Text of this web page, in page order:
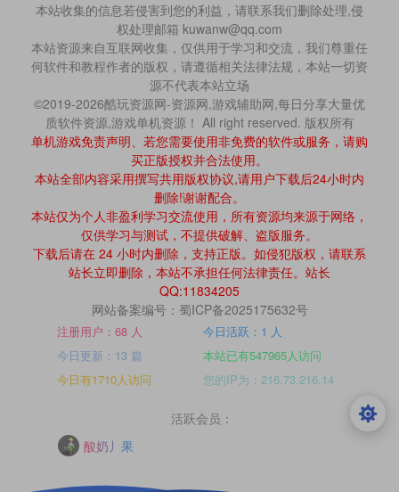
本站收集的信息若侵害到您的利益，请联系我们删除处理,侵
权处理邮箱 kuwanw@qq.com
本站资源来自互联网收集，仅供用于学习和交流，我们尊重任
何软件和教程作者的版权，请遵循相关法律法规，本站一切资
源不代表本站立场
©2019-2026酷玩资源网-资源网,游戏辅助网,每日分享大量优
质软件资源,游戏单机资源！ All right reserved. 版权所有
单机游戏免责声明、若您需要使用非免费的软件或服务，请购
买正版授权并合法使用。
本站全部内容采用撰写共用版权协议,请用户下载后24小时内
删除!谢谢配合。
本站仅为个人非盈利学习交流使用，所有资源均来源于网络，
仅供学习与测试，不提供破解、盗版服务。
下载后请在 24 小时内删除，支持正版。如侵犯版权，请联系
站长立即删除，本站不承担任何法律责任。站长
QQ:11834205
网站备案编号：蜀ICP备2025175632号
注册用户：68 人
今日活跃：1 人
今日更新：13 篇
本站已有547965人访问
今日有1710人访问
您的IP为：216.73.216.14
活跃会员：
酸奶丿果